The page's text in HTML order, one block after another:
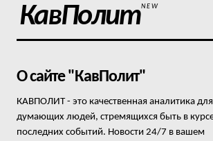
КавПолитNEW
О сайте "КавПолит"
КАВПОЛИТ - это качественная аналитика для
думающих людей, стремящихся быть в
последних событий. Новости 24/7 в вашем